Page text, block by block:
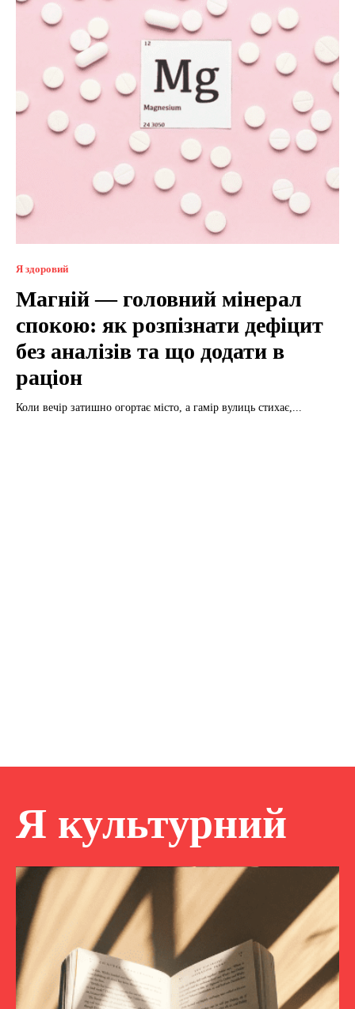
Я здоровий
Магній — головний мінерал
спокою: як розпізнати дефіцит
без аналізів та що додати в
раціон
Коли вечір затишно огортає місто, а гамір вулиць стихає,...
Я культурний